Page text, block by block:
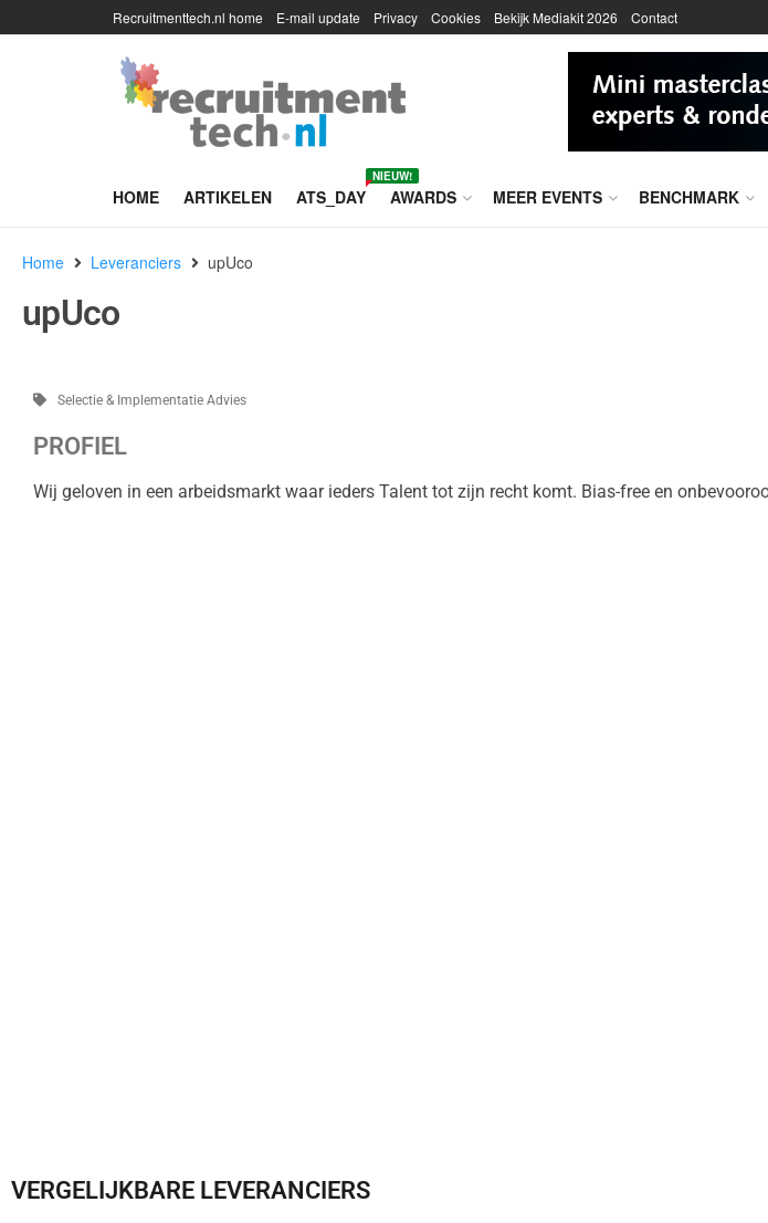
Recruitmenttech.nl home E-mail update Privacy Cookies Bekijk Mediakit 2026 Contact
HOME ARTIKELEN ATS_DAY
NIEUW!
AWARDS MEER EVENTS BENCHMARK
Home Leveranciers upUco
upUco
Selectie & Implementatie Advies
PROFIEL
Wij geloven in een arbeidsmarkt waar ieders Talent tot zijn recht komt. Bias-free en
VERGELIJKBARE LEVERANCIERS